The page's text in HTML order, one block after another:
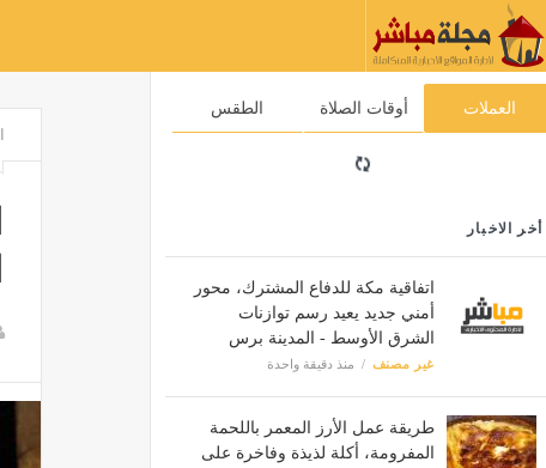
العملات أوقات الصلاة الطقس
أخر الاخبار
اتفاقية مكة للدفاع المشترك، محور
أمني جديد يعيد رسم توازنات
الشرق الأوسط - المدينة برس
غير مصنف منذ دقيقة واحدة
طريقة عمل الأرز المعمر باللحمة
المفرومة، أكلة لذيذة وفاخرة على